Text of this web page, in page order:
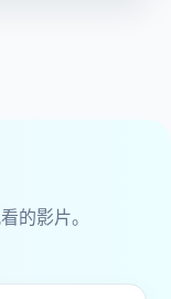
的影片。